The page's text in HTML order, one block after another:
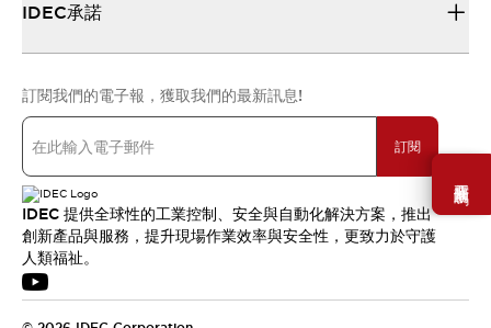
需要幫助嗎？
IDEC承諾
訂閱我們的電子報，獲取我們的最新訊息!
訂閱
IDEC 提供全球性的工業控制、安全與自動化解決方案，推出
創新產品與服務，提升現場作業效率與安全性，更致力於守護
人類福祉。